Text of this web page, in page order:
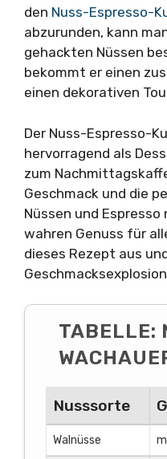
den Nuss-Espresso-
abzurunden, kann
gehackten Nüssen
bekommt er einen
einen dekorativen
Der Nuss-Espresso-
hervorragend als
zum
Geschmack und die
Nüssen und
wahren Genuss für
dieses Rezept aus
TABELLE:
Nusssorte
Walnüsse